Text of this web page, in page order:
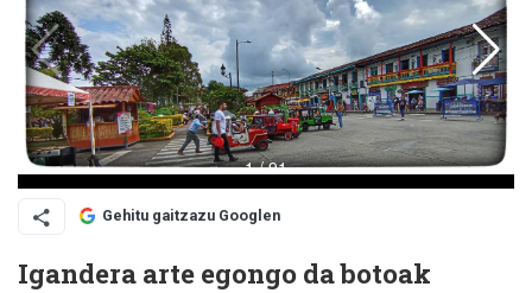
Gehitu gaitzazu Googlen
Igandera arte egongo da botoak